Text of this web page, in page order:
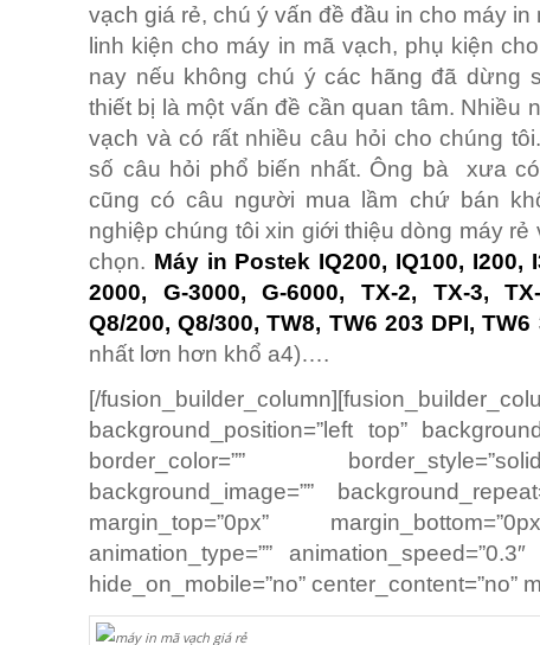
vạch giá rẻ, chú ý vấn đề đầu in cho máy
linh kiện cho máy in mã vạch, phụ kiện
nay nếu không chú ý các hãng đã dừng
thiết bị là một vấn đề cần quan tâm. Nhiều
vạch và có rất nhiều câu hỏi cho chúng
số câu hỏi phổ biến nhất. Ông bà xưa
cũng có câu người mua lầm chứ bán
nghiệp chúng tôi xin giới thiệu dòng máy
chọn. Máy in Postek IQ200, IQ100, I200,
2000, G-3000, G-6000, TX-2, TX-3,
Q8/200, Q8/300, TW8, TW6 203 DPI, TW6
nhất lơn hơn khổ a4)….
[/
background_position=”left top”
border_color=””
background_image=””
margin_top=”0px”
animation_type=”” animation_speed=”0.3″
hide_on_mobile=”no” center_content=”no”